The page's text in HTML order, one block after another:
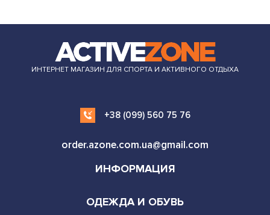
ИНТЕРНЕТ МАГАЗИН ДЛЯ СПОРТА И АКТИВНОГО ОТДЫХА
+38 (099) 560 75 76
order.azone.com.ua@gmail.com
ИНФОРМАЦИЯ
ОДЕЖДА И ОБУВЬ